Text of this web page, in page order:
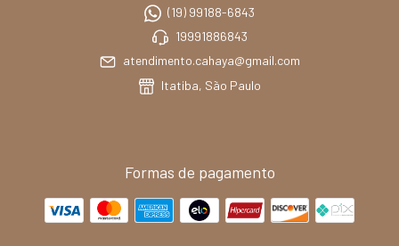
(19) 99188-6843
19991886843
atendimento.cahaya@gmail.com
Itatiba, São Paulo
Formas de pagamento